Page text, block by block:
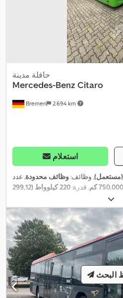
Bremen 2.694 km
حافلة مدينة
Mercedes-Benz Citaro
استعلام
(مستعمل), وظائف:وظائف محدودة, عدد
750.000 كم , قدرة:
220 كيلوواط (299,12
, نوع الوقود:
تلقائي, تكوين المحور:محورين, فئة
المُبطئ, تعليق:هواء, الطول الكلي:
الفصول, برنامج الثبات الإلكتروني
(ESP), توجيه معزز بالطاقة, مثبت السرعة, نظام الفرامل المانعة
للانغلاق (ABS), وسادة هوائية,
البحث